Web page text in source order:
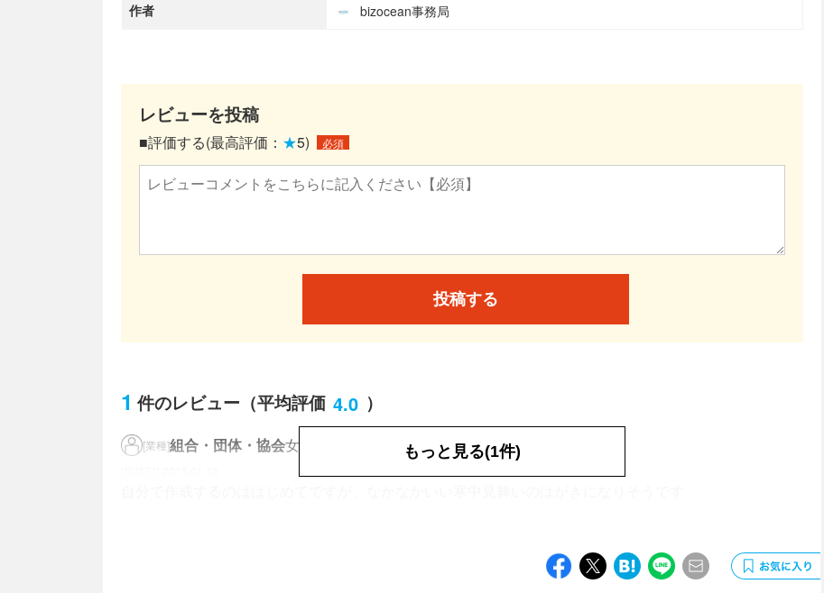
作者
bizocean事務局
レビューを投稿
■評価する(最高評価： ★5) 必須
投稿する
1 件のレビュー （平均評価 4.0 ）
[業種]組合・団体・協会女性／70代 もっと見る(1件)